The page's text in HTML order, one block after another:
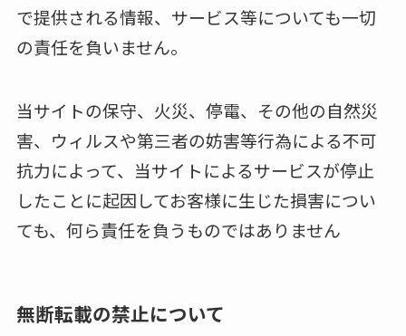
で提供される情報、サービス等についても一切
の責任を負いません。
当サイトの保守、火災、停電、その他の自然災
害、ウィルスや第三者の妨害等行為による不可
抗力によって、当サイトによるサービスが停止
したことに起因してお客様に生じた損害につい
ても、何ら責任を負うものではありません
無断転載の禁止について